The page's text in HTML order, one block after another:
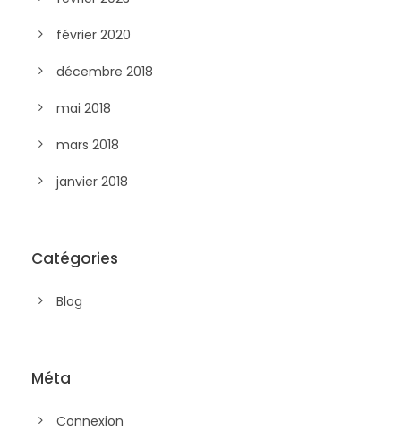
février 2020
décembre 2018
mai 2018
mars 2018
janvier 2018
Catégories
Blog
Méta
Connexion